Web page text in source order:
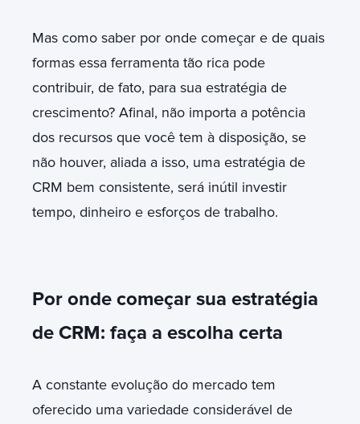
Mas como saber por onde começar e de quais
formas essa ferramenta tão rica pode
contribuir, de fato, para sua estratégia de
crescimento? Afinal, não importa a potência
dos recursos que você tem à disposição, se
não houver, aliada a isso, uma estratégia de
CRM bem consistente, será inútil investir
tempo, dinheiro e esforços de trabalho.
Por onde começar sua estratégia
de CRM: faça a escolha certa
A constante evolução do mercado tem
oferecido uma variedade considerável de